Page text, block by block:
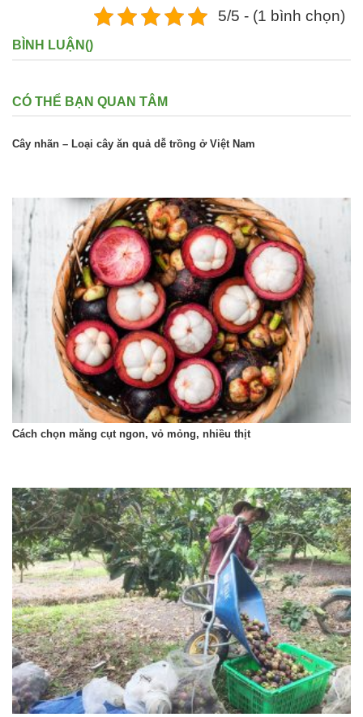
5/5 - (1 bình chọn)
BÌNH LUẬN()
CÓ THỂ BẠN QUAN TÂM
Cây nhãn – Loại cây ăn quả dễ trồng ở Việt Nam
Cách chọn măng cụt ngon, vỏ mỏng, nhiều thịt